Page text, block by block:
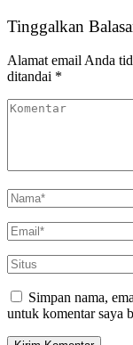
Tinggalkan
Alamat email Anda
ditandai *
Simpan nama,
untuk komentar saya